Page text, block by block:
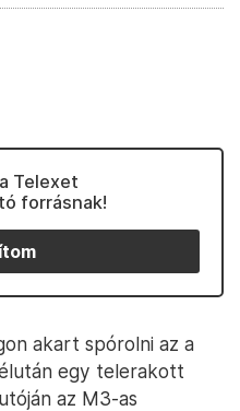
Telexet
forrásnak!
akart spórolni az a
egy telerakott
az M3-as